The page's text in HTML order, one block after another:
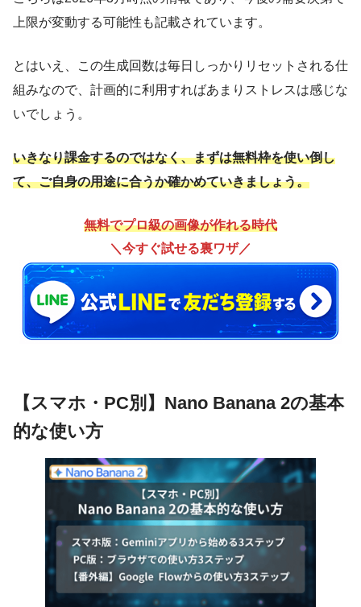
上限が変動する可能性も記載されています。
とはいえ、この生成回数は毎日しっかりリセットされる仕
組みなので、計画的に利用すればあまりストレスは感じな
いでしょう。
いきなり課金するのではなく、まずは無料枠を使い倒し
て、ご自身の用途に合うか確かめていきましょう。
無料でプロ級の画像が作れる時代
＼今すぐ試せる裏ワザ／
【スマホ・PC別】Nano Banana 2の基本
的な使い方